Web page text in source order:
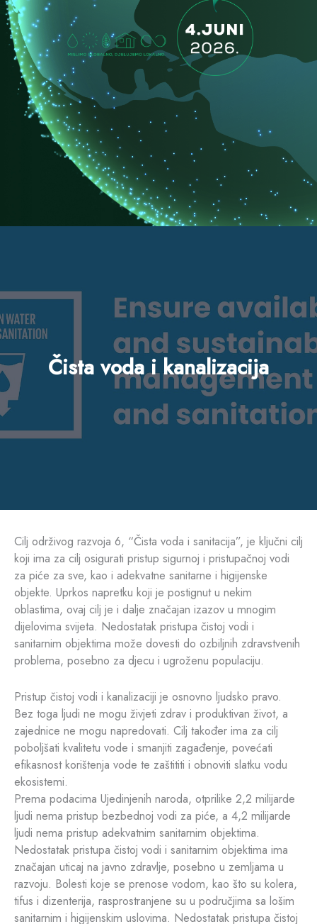
Čista voda i kanalizacija
Cilj održivog razvoja 6, “Čista voda i sanitacija”, je ključni cilj
koji ima za cilj osigurati pristup sigurnoj i pristupačnoj vodi
za piće za sve, kao i adekvatne sanitarne i higijenske
objekte. Uprkos napretku koji je postignut u nekim
oblastima, ovaj cilj je i dalje značajan izazov u mnogim
dijelovima svijeta. Nedostatak pristupa čistoj vodi i
sanitarnim objektima može dovesti do ozbiljnih zdravstvenih
problema, posebno za djecu i ugroženu populaciju.
Pristup čistoj vodi i kanalizaciji je osnovno ljudsko pravo.
Bez toga ljudi ne mogu živjeti zdrav i produktivan život, a
zajednice ne mogu napredovati. Cilj također ima za cilj
poboljšati kvalitetu vode i smanjiti zagađenje, povećati
efikasnost korištenja vode te zaštititi i obnoviti slatku vodu
ekosistemi.
Prema podacima Ujedinjenih naroda, otprilike 2,2 milijarde
ljudi nema pristup bezbednoj vodi za piće, a 4,2 milijarde
ljudi nema pristup adekvatnim sanitarnim objektima.
Nedostatak pristupa čistoj vodi i sanitarnim objektima ima
značajan uticaj na javno zdravlje, posebno u zemljama u
razvoju. Bolesti koje se prenose vodom, kao što su kolera,
tifus i dizenterija, rasprostranjene su u područjima sa lošim
sanitarnim i higijenskim uslovima. Nedostatak pristupa čistoj